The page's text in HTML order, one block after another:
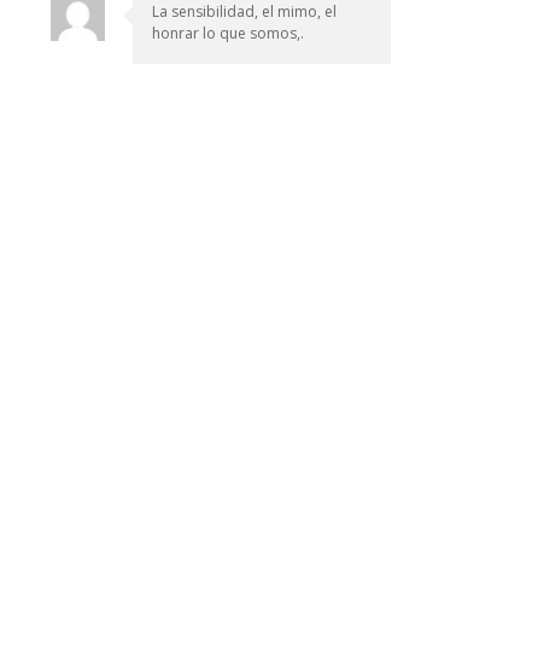
La sensibilidad, el mimo, el
honrar lo que somos,.